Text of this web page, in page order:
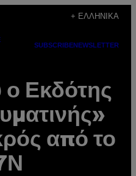
+ ΕΛΛΗΝΙΚΆ
SUBSCRIBENEWSLETTER
Εκδότης
από το